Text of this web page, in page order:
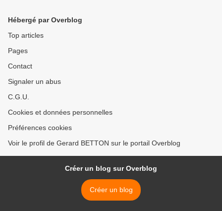
Hébergé par Overblog
Top articles
Pages
Contact
Signaler un abus
C.G.U.
Cookies et données personnelles
Préférences cookies
Voir le profil de Gerard BETTON sur le portail Overblog
Créer un blog sur Overblog
Créer un blog